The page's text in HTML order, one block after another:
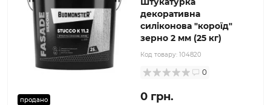
продано
декоративна
силіконова "короїд"
зерно 2 мм (25 кг)
Код товару: 104820
0
0 грн.